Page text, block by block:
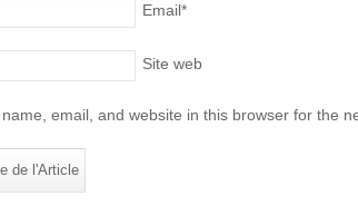
Email*
Site web
email, and website in this browser for the